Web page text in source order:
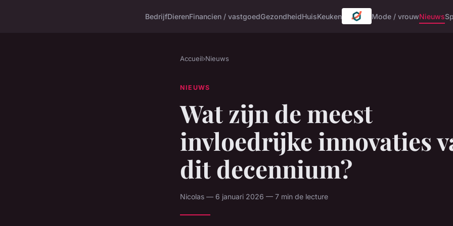
BedrijfDierenFinancien / vastgoedGezondheidHuisKeuken Mode / vrouwNieuws
Accueil›Nieuws
NIEUWS
Wat zijn de meest
invloedrijke innovaties
dit decennium?
Nicolas — 6 januari 2026 — 7 min de lecture